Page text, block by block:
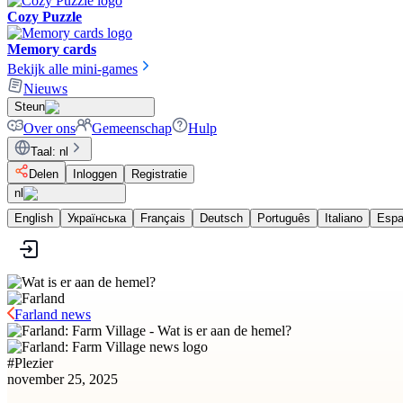
Cozy Puzzle
Memory cards
Bekijk alle mini-games
Nieuws
Steun
Over ons Gemeenschap Hulp
Taal : nl
Delen
Inloggen
Registratie
nl
English
Українська Français Deutsch Português Italiano
Farland news
#Plezier
november 25, 2025